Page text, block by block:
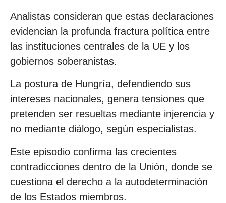
Analistas consideran que estas declaraciones
evidencian la profunda fractura política entre
las instituciones centrales de la UE y los
gobiernos soberanistas.
La postura de Hungría, defendiendo sus
intereses nacionales, genera tensiones que
pretenden ser resueltas mediante injerencia y
no mediante diálogo, según especialistas.
Este episodio confirma las crecientes
contradicciones dentro de la Unión, donde se
cuestiona el derecho a la autodeterminación
de los Estados miembros.